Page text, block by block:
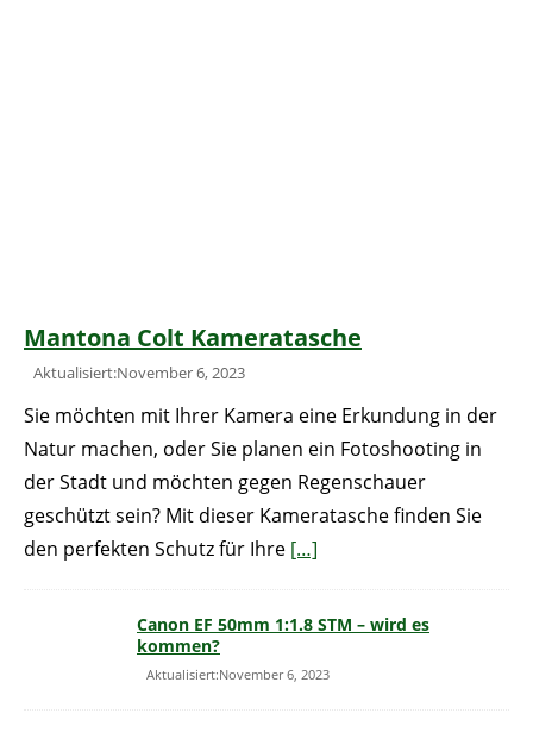
Mantona Colt Kameratasche
Aktualisiert:November 6, 2023
Sie möchten mit Ihrer Kamera eine Erkundung in der
Natur machen, oder Sie planen ein Fotoshooting in
der Stadt und möchten gegen Regenschauer
geschützt sein? Mit dieser Kameratasche finden Sie
den perfekten Schutz für Ihre […]
Canon EF 50mm 1:1.8 STM – wird es
kommen?
Aktualisiert:November 6, 2023